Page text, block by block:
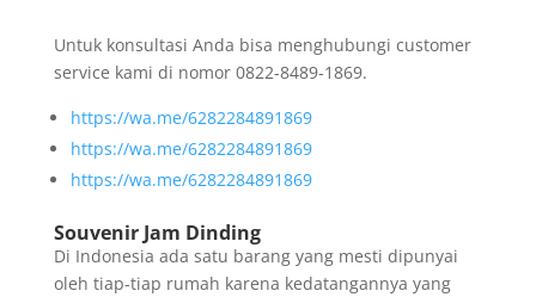
Untuk konsultasi Anda bisa menghubungi customer
service kami di nomor 0822-8489-1869.
https://wa.me/6282284891869
https://wa.me/6282284891869
https://wa.me/6282284891869
Souvenir Jam Dinding
Di Indonesia ada satu barang yang mesti dipunyai
oleh tiap-tiap rumah karena kedatangannya yang